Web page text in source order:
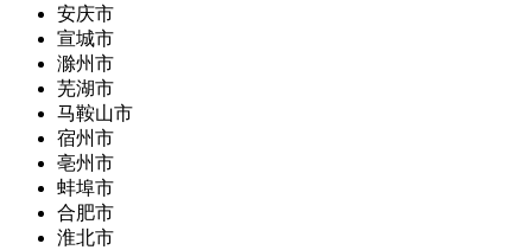
安庆市
宣城市
滁州市
芜湖市
马鞍山市
宿州市
亳州市
蚌埠市
合肥市
淮北市